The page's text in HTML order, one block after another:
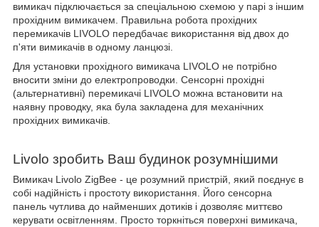
вимикач підключається за спеціальною схемою у парі з іншим
прохідним вимикачем. Правильна робота прохідних
перемикачів LIVOLO передбачає використання від двох до
п'яти вимикачів в одному ланцюзі.
Для установки прохідного вимикача LIVOLO не потрібно
вносити зміни до електропроводки. Сенсорні прохідні
(альтернативні) перемикачі LIVOLO можна встановити на
наявну проводку, яка була закладена для механічних
прохідних вимикачів.
Livolo зробить Ваш будинок розумнішими
Вимикач Livolo ZigBee - це розумний пристрій, який поєднує в
собі надійність і простоту використання. Його сенсорна
панель чутлива до найменших дотиків і дозволяє миттєво
керувати освітленням. Просто торкніться поверхні вимикача,